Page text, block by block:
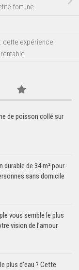
fortune
cette expérience
de poisson collé sur
durable de 34 m² pour
sans domicile
vous semble le plus
vision de l’amour
plus d’eau ? Cette